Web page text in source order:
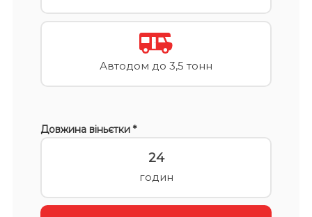
Автодом до 3,5 тонн
Довжина віньєтки *
24
годин